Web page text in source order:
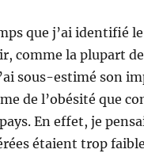
que j’ai identifié
comme la plupart
sous-estimé son
de l’obésité que
En effet, je
étaient trop